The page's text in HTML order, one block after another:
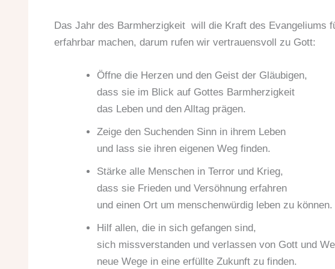
Das Jahr des Barmherzigkeit will die Kraft des Evangeliums
erfahrbar machen, darum rufen wir vertrauensvoll zu Gott:
Öffne die Herzen und den Geist der Gläubigen,
dass sie im Blick auf Gottes Barmherzigkeit
das Leben und den Alltag prägen.
Zeige den Suchenden Sinn in ihrem Leben
und lass sie ihren eigenen Weg finden.
Stärke alle Menschen in Terror und Krieg,
dass sie Frieden und Versöhnung erfahren
und einen Ort um menschenwürdig leben zu können.
Hilf allen, die in sich gefangen sind,
sich missverstanden und verlassen von Gott und
neue Wege in eine erfüllte Zukunft zu finden.